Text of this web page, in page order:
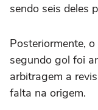
sendo seis deles
Posteriormente,
segundo gol foi
arbitragem a
falta na origem.